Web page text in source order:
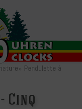
» Pendulette à
Cinq